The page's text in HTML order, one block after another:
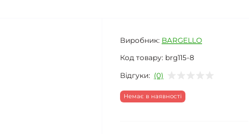
Виробник: BARGELLO
Код товару: brg115-8
Відгуки: (0)
Немає в наявності